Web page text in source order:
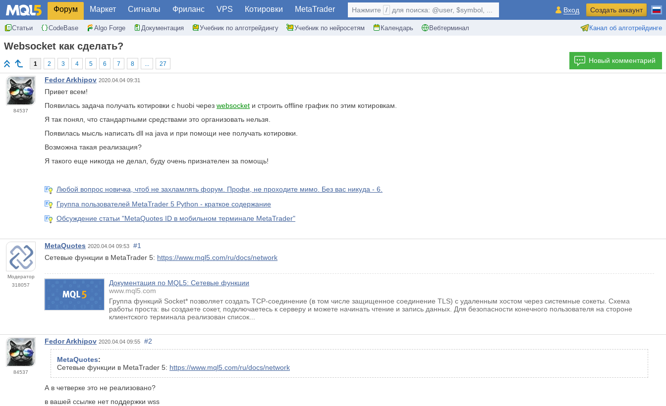
Форум Маркет Сигналы Фриланс VPS Котировки MetaTrader
Статьи CodeBase Algo Forge Документация Учебник по алготрейдингу Учебник по нейросетям Календарь Вебтерминал Канал об алготрейдинге
Нажмите / для поиска: @user, $symbol, ... Вход Создать аккаунт
Websocket как сделать?
1 2 3 4 5 6 7 8 ... 27 Новый комментарий
84537
Fedor Arkhipov 2020.04.04 09:31
Привет всем!
Появилась задача получать котировки с huobi через websocket и строить offline график по этим котировкам.
Я так понял, что стандартными средствами это организовать нельзя.
Появилась мысль написать dll на java и при помощи нее получать котировки.
Возможна такая реализация?
Я такого еще никогда не делал, буду очень признателен за помощь!
Любой вопрос новичка, чтоб не захламлять форум. Профи, не проходите мимо. Без вас никуда - 6.
Группа пользователей MetaTrader 5 Python - краткое содержание
Обсуждение статьи "MetaQuotes ID в мобильном терминале MetaTrader"
Модератор
318057
MetaQuotes 2020.04.04 09:53
#1
Сетевые функции в MetaTrader 5: https://www.mql5.com/ru/docs/network
Документация по MQL5: Сетевые функции
www.mql5.com
Группа функций Socket* позволяет создать TCP-соединение (в том числе защищенное соединение TLS) с удаленным хостом через системные сокеты. Схема
работы проста: вы создаете сокет, подключаетесь к серверу и можете начинать чтение и запись данных. Для безопасности конечного пользователя на стороне
клиентского терминала реализован список...
84537
Fedor Arkhipov 2020.04.04 09:55 #2
MetaQuotes:
Сетевые функции в MetaTrader 5: https://www.mql5.com/ru/docs/network
А в четверке это не реализовано?
в вашей ссылке нет поддержки wss